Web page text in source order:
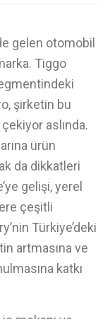
gelen otomobil
Tiggo
şirketin bu
aslında.
ürün
da dikkatleri
gelişi, yerel
çeşitli
Türkiye’deki
artmasına ve
katkı